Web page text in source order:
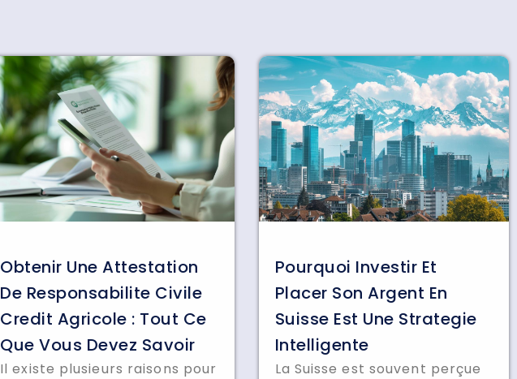
Obtenir Une Attestation
De Responsabilite Civile
Credit Agricole : Tout Ce
Que Vous Devez Savoir
Il existe plusieurs raisons pour
Pourquoi Investir Et
Placer Son Argent En
Suisse Est Une Strategie
Intelligente
La Suisse est souvent perçue